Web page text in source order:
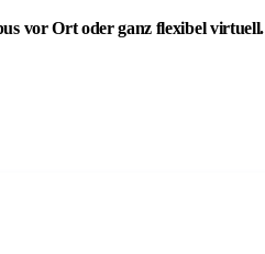
vor Ort oder ganz flexibel virtuell.